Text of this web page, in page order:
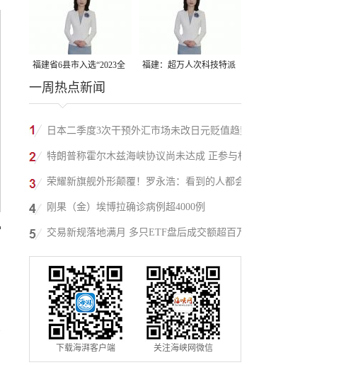
福建省6县市入选“2023全
国县域发展潜力百强县”
福建：超万人次科技特派
一周热点新闻
日本二季度3次干预外汇市场未改日元贬值趋势
特朗普称霍尔木兹海峡协议尚未达成 正参与相
关谈判
荣耀新旗舰外形颠覆！罗永浩：看到的人都会
吃惊
刚果（金）埃博拉确诊病例超4000例
交易新规落地满月 多只ETF盘后成交额超百万
元
下载海湃客户端 关注海峡网微信